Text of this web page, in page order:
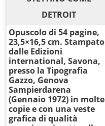
DETROIT
Opuscolo di 54 pagine,
23,5×16,5 cm. Stampato
dalle Edizioni
international, Savona,
presso la Tipografia
Gazzo, Genova
Sampierdarena
(Gennaio 1972) in molte
copie e con una veste
grafica di qualità